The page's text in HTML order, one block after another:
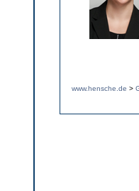
www.hensche.de >